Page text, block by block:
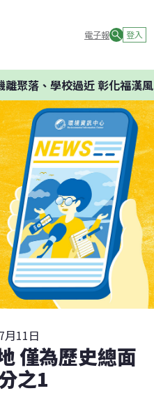
電子報 登入
聚落、學校過近 彰化福漢風
月11日
僅為歷史總面
之1